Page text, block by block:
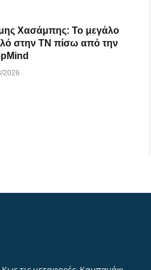
Χασάμπης: Το μεγάλο
ΤΝ πίσω από την
2026